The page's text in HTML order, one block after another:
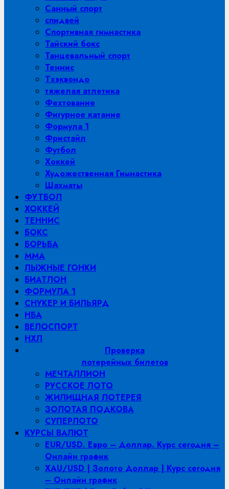
Санный спорт
спидвей
Спортивная гимнастика
Тайский бокс
Танцевальный спорт
Теннис
Тхэквондо
тяжелая атлетика
Фехтование
Фигурное катание
Формула 1
Фристайл
Футбол
Хоккей
Художественная Гимнастика
Шахматы
ФУТБОЛ
ХОККЕЙ
ТЕННИС
БОКС
БОРЬБА
MMA
ЛЫЖНЫЕ ГОНКИ
БИАТЛОН
ФОРМУЛА 1
СНУКЕР И БИЛЬЯРД
НБА
ВЕЛОСПОРТ
НХЛ
Проверка
лотерейных билетов
МЕЧТАЛЛИОН
РУССКОЕ ЛОТО
ЖИЛИЩНАЯ ЛОТЕРЕЯ
ЗОЛОТАЯ ПОДКОВА
СУПЕРЛОТО
КУРСЫ ВАЛЮТ
EUR/USD. Евро – Доллар. Курс сегодня –
Онлайн график
XAU/USD | Золото Доллар | Курс сегодня
– Онлайн график